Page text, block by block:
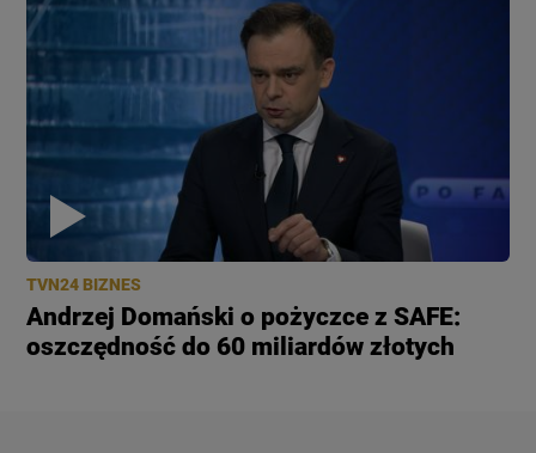
TVN24 BIZNES
Andrzej Domański o pożyczce z SAFE:
oszczędność do 60 miliardów złotych